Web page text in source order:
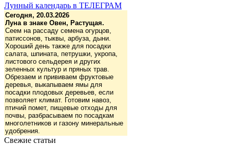
Лунный календарь в ТЕЛЕГРАМ
Сегодня, 20.03.2026
Луна в знаке Овен, Растущая.
Сеем на рассаду семена огурцов,
патиссонов, тыквы, арбуза, дыни.
Хороший день также для посадки
салата, шпината, петрушки, укропа,
листового сельдерея и других
зеленных культур и пряных трав.
Обрезаем и прививаем фруктовые
деревья, выкапываем ямы для
посадки плодовых деревьев, если
позволяет климат. Готовим навоз,
птичий помет, пищевые отходы для
почвы, разбрасываем по посадкам
многолетников и газону минеральные
удобрения.
Свежие статьи